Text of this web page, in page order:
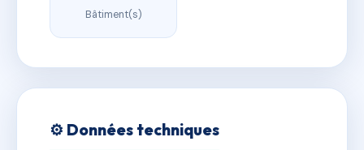
Bâtiment(s)
⚙️ Données techniques